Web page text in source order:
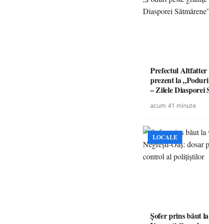
Prefectul Altfatter
prezent la
– Zilele Diasporei
acum 41 minute
LOCALE
Șofer prins băut